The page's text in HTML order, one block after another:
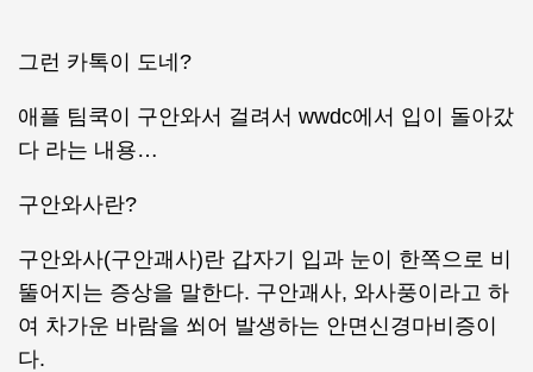
그런 카톡이 도네?
애플 팀쿡이 구안와서 걸려서 wwdc에서 입이 돌아갔
다 라는 내용…
구안와사란?
구안와사(구안괘사)란 갑자기 입과 눈이 한쪽으로 비
뚤어지는 증상을 말한다. 구안괘사, 와사풍이라고 하
여 차가운 바람을 쐬어 발생하는 안면신경마비증이
다.